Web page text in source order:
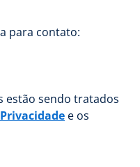
para contato:
estão sendo tratados
e os